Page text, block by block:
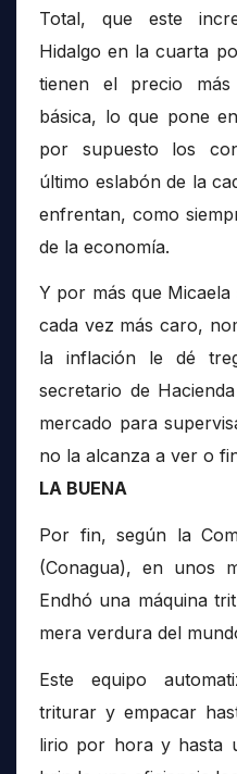
Total, que este
Hidalgo en la cuarta
tienen el precio
básica, lo que pone
por supuesto los
último eslabón de la
enfrentan, como
de la economía.
Y por más que
cada vez más caro,
la inflación le dé
secretario de
mercado para
no la alcanza a ver o
LA BUENA
Por fin, según la
(Conagua), en unos
Endhó una máquina
mera verdura del
Este equipo
triturar y empacar
lirio por hora y hasta